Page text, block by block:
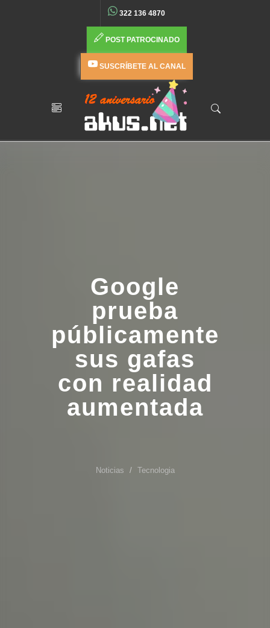
322 136 4870
POST PATROCINADO
SUSCRÍBETE AL CANAL
Google
prueba
públicamente
sus gafas
con realidad
aumentada
Noticias Tecnologia